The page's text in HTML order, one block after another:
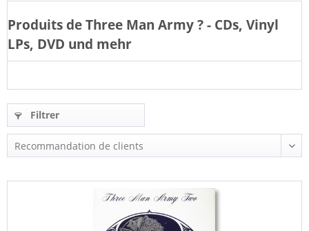
Produits deThree Man Army? - CDs, Vinyl
LPs, DVD und mehr
Filtrer